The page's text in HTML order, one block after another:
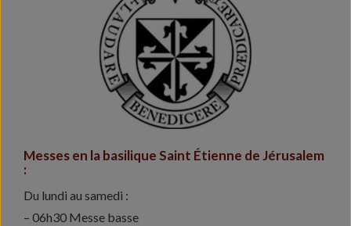
Messes en la basilique Saint Étienne de Jérusalem
:
Du lundi au samedi :
– 06h30 Messe basse